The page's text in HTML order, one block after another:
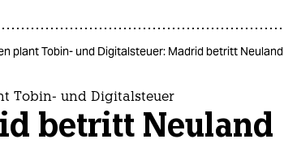
plant Tobin- und Digitalsteuer: Madrid betritt Neuland
Tobin- und Digitalsteuer
betritt Neuland